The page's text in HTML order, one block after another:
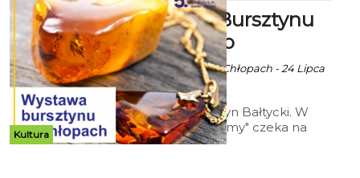
Kultura
Wystawa Bursztynu
Bałtyckiego
Ala za Skarbnica w Chłopach - 24 Lipca
2023 godz. 10:13
Wystawa "Bursztyn Bałtycki. W
poszukiwaniu formy" czeka na
was do 17 września w Skarbnica w